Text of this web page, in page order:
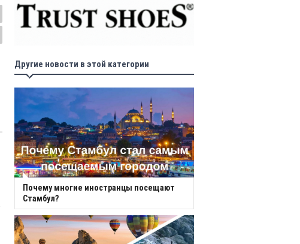
Другие новости в этой категории
Почему многие иностранцы посещают
Стамбул?